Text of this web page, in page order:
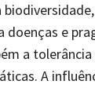
doenças e
a
A